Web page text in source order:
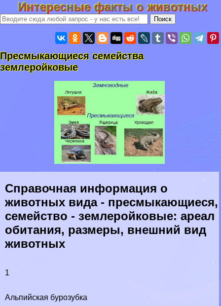
Интересные факты о животных
Пресмыкающиеся семейства
землеройковые
Справочная информация о
животных вида - пресмыкающиеся,
семейство - землеройковые: ареал
обитания, размеры, внешний вид
животных
1
Альпийская бурозубка